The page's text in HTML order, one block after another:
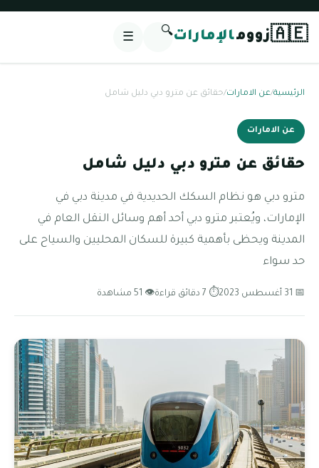
🇦🇪زوومالإمارات🔍
☰
الرئيسية/عن الامارات/حقائق عن مترو دبي دليل شامل
عن الامارات
حقائق عن مترو دبي دليل شامل
مترو دبي هو نظام السكك الحديدية في مدينة دبي في
الإمارات، ويُعتبر مترو دبي أحد أهم وسائل النقل العام في
المدينة ويحظى بأهمية كبيرة للسكان المحليين والسياح على
حد سواء
📅 31 أغسطس 2023 ⏱ 7 دقائق قراءة 👁 51 مشاهدة